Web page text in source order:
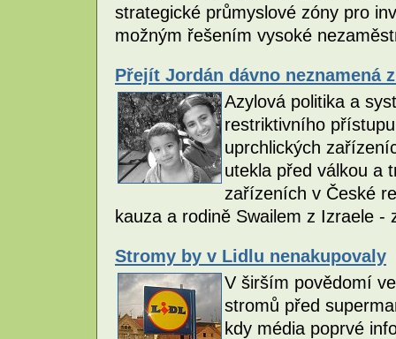
strategické průmyslové zóny pro
možným řešením vysoké
Přejít Jordán dávno neznamená
Azylová politika a
restriktivního
uprchlických
utekla před válkou a
zařízeních v České
kauza a rodině Swailem z Izraele
Stromy by v Lidlu nenakupovaly
V širším povědomí
stromů před
kdy média poprvé